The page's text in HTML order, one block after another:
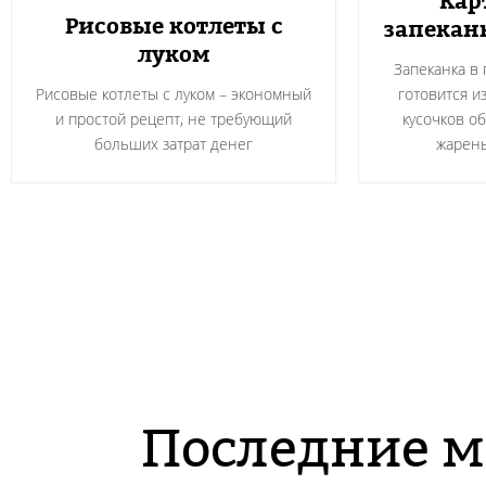
Запеканка
готовится
кусочков
Рисовые котлеты с
луком
Рисовые котлеты с луком – экономный
и простой рецепт, не требующий
больших затрат денег
Последние